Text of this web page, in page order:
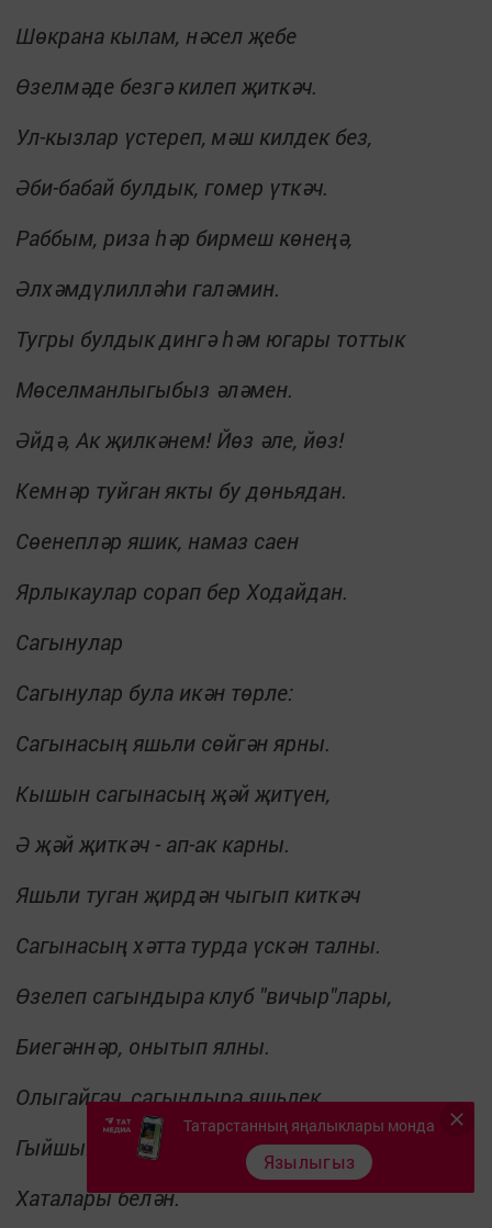
Шөкрана кылам, нәсел җебе
Өзелмәде безгә килеп җиткәч.
Ул-кызлар үстереп, мәш килдек без,
Әби-бабай булдык, гомер үткәч.
Раббым, риза һәр бирмеш көнеңә,
Әлхәмдүлилләһи галәмин.
Тугры булдыкдингә һәм югары тоттык
Мөселманлыгыбыз әләмен.
Әйдә, Ак җилкәнем! Йөз әле, йөз!
Кемнәр туйганякты бу дөньядан.
Сөенепләр яшик, намаз саен
Ярлыкаулар сорап бер Ходайдан.
Сагынулар
Сагынулар була икән төрле:
Сагынасың яшьли сөйгән ярны.
Кышын сагынасың җәй җитүен,
Ә җәй җиткәч - ап-ак карны.
Яшьли туган җирдән чыгып киткәч
Сагынасың хәтта турда үскән талны.
Өзелеп сагындыра клуб "вичыр"лары,
Биегәннәр, онытып ялны.
Олыгайгач, сагындыра яшьлек,
Гыйшык-мыйшык...
Хаталары белән.
Татарстанның яңалыклары монда
Язылыгыз